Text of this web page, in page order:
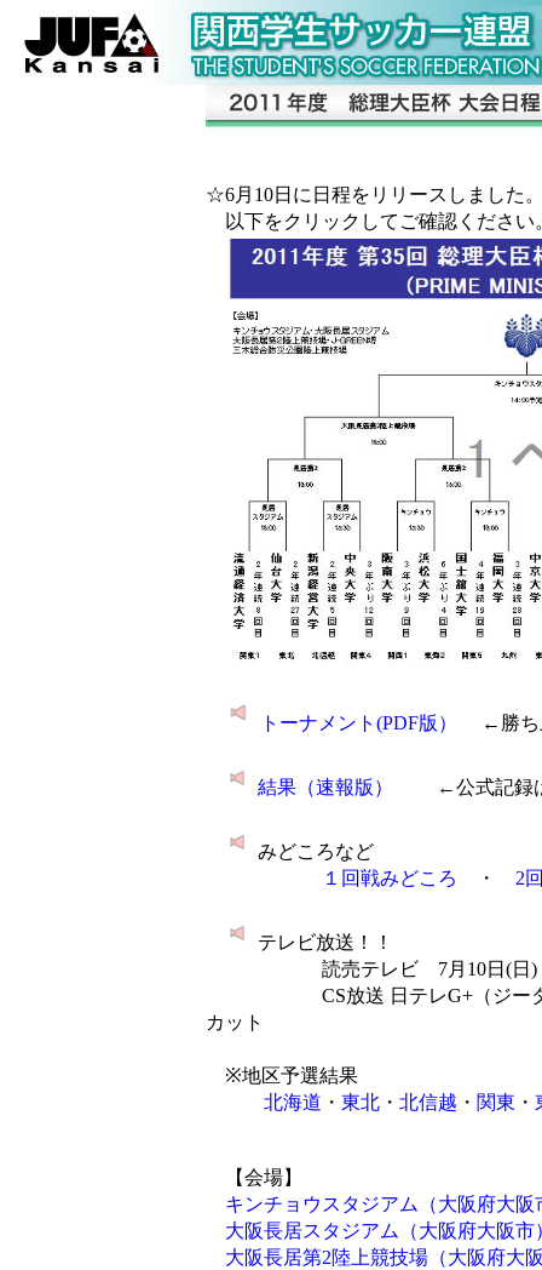
☆6月10日に日程をリリースしました
以下をクリックしてご確認ください
トーナメント(PDF版） ←勝ち
結果（速報版） ←公式記録は
みどころなど
１回戦みどころ
・ 2
テレビ放送！！
読売テレビ 7月10日(日)
CS放送 日テレG+（ジータス
カット
※地区予選結果
北海道 ・ 東北 ・ 北信越 ・ 関東 ・
【会場】
キンチョウスタジアム（大阪府大阪
大阪長居スタジアム（大阪府大阪市
大阪長居第2陸上競技場（大阪府大